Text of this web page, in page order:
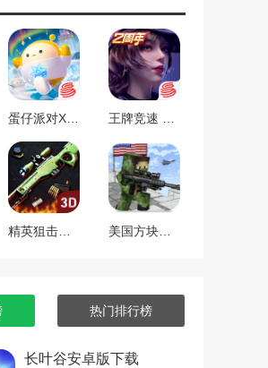
热门排行榜
长叶谷安卓版下载